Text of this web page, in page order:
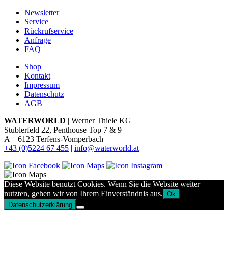
Newsletter
Service
Rückrufservice
Anfrage
FAQ
Shop
Kontakt
Impressum
Datenschutz
AGB
WATERWORLD | Werner Thiele KG
Stublerfeld 22, Penthouse Top 7 & 9
A – 6123 Terfens-Vomperbach
+43 (0)5224 67 455 | info@waterworld.at
Diese Website benutzt Cookies. Wenn Sie die Website weiter
nutzten, gehen wir von Ihrem Einverständnis aus. Ok
Datenschutzerklärung